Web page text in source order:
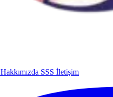
Hakkımızda SSS İletişim